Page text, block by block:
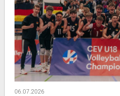
06.07.2026